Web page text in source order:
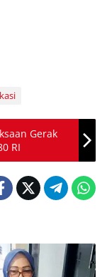
Gerak
RI